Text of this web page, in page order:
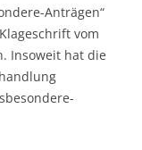
Anträgen“
vom
Insoweit hat die